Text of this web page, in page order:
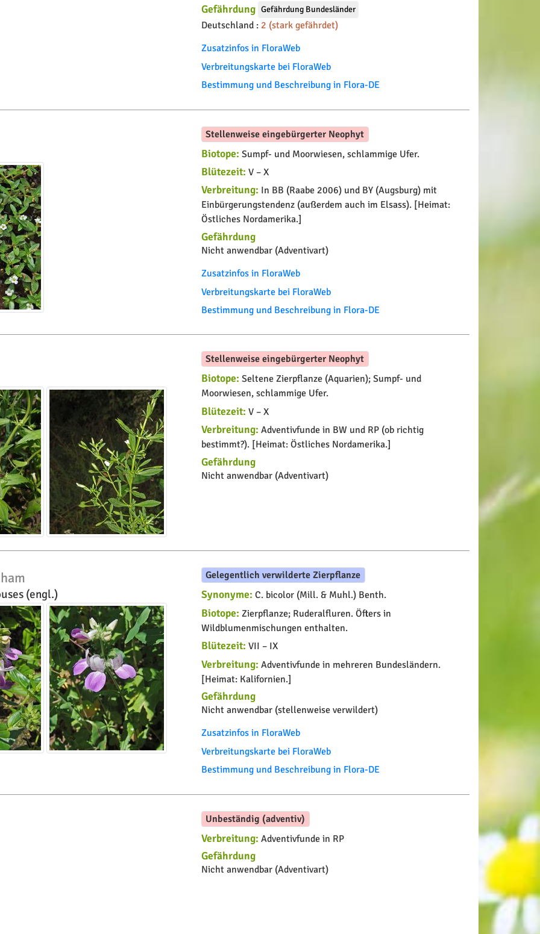
Gefährdung Gefährdung Bundesländer
Deutschland : 2 (stark gefährdet)
Zusatzinfos in FloraWeb
Verbreitungskarte bei FloraWeb
Bestimmung und Beschreibung in Flora-DE
Stellenweise eingebürgerter Neophyt
Biotope: Sumpf- und Moorwiesen, schlammige Ufer.
Blütezeit: V – X
Verbreitung: In BB (Raabe 2006) und BY (Augsburg) mit
Einbürgerungstendenz (außerdem auch im Elsass). [Heimat:
Östliches Nordamerika.]
Gefährdung
Nicht anwendbar (Adventivart)
Zusatzinfos in FloraWeb
Verbreitungskarte bei FloraWeb
Bestimmung und Beschreibung in Flora-DE
Stellenweise eingebürgerter Neophyt
Biotope: Seltene Zierpflanze (Aquarien); Sumpf- und
Moorwiesen, schlammige Ufer.
Blütezeit: V – X
Verbreitung: Adventivfunde in BW und RP (ob richtig
bestimmt?). [Heimat: Östliches Nordamerika.]
Gefährdung
Nicht anwendbar (Adventivart)
(engl.)
Gelegentlich verwilderte Zierpflanze
Synonyme: C. bicolor (Mill. & Muhl.) Benth.
Biotope: Zierpflanze; Ruderalfluren. Öfters in
Wildblumenmischungen enthalten.
Blütezeit: VII – IX
Verbreitung: Adventivfunde in mehreren Bundesländern.
[Heimat: Kalifornien.]
Gefährdung
Nicht anwendbar (stellenweise verwildert)
Zusatzinfos in FloraWeb
Verbreitungskarte bei FloraWeb
Bestimmung und Beschreibung in Flora-DE
Unbeständig (adventiv)
Verbreitung: Adventivfunde in RP
Gefährdung
Nicht anwendbar (Adventivart)